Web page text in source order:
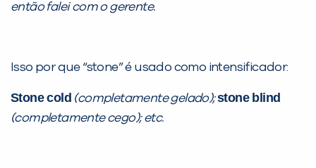
então falei com o gerente.
Isso por que “stone” é usado como intensificador:
Stone cold (completamente gelado);stone blind
(completamente cego); etc.
Preencha com seus dados abaixo e
já vamos te colocar em contato
com a